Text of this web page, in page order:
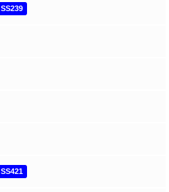
SS239
SS421